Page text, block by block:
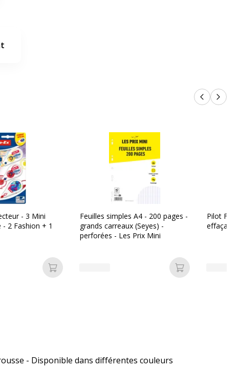
Produits
- 3 Mini
2 Fashion + 1
Ajouter au panier
Feuilles simples A4 - 200 pages -
grands carreaux (Seyes) -
perforées - Les Prix Mini
Ajouter au
Pilot
- Disponible dans différentes couleurs